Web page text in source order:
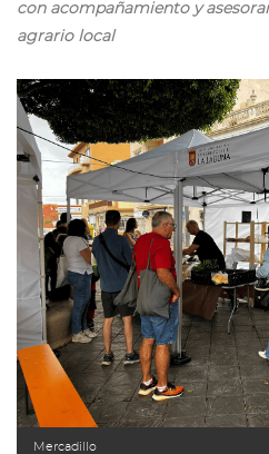
con acompañamiento y
agrario local
Mercadillo